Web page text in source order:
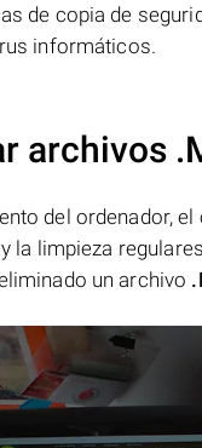
de copia de
informáticos.
archivos
del ordenador,
la limpieza
un archivo